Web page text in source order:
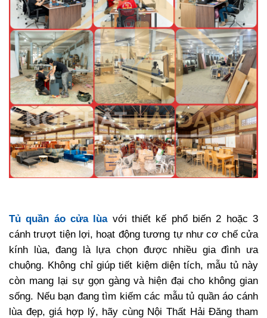
Tủ quần áo cửa lùa với thiết kế phổ biến 2 hoặc 3
cánh trượt tiện lợi, hoạt động tương tự như cơ chế cửa
kính lùa, đang là lựa chọn được nhiều gia đình ưa
chuộng. Không chỉ giúp tiết kiệm diện tích, mẫu tủ này
còn mang lại sự gọn gàng và hiện đại cho không gian
sống. Nếu bạn đang tìm kiếm các mẫu tủ quần áo cánh
lùa đẹp, giá hợp lý, hãy cùng Nội Thất Hải Đăng tham